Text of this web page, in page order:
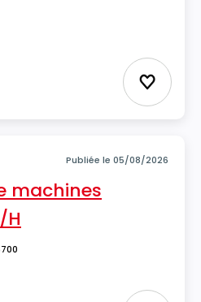
Ajouter
Publiée le 05/08/2026
machines
H